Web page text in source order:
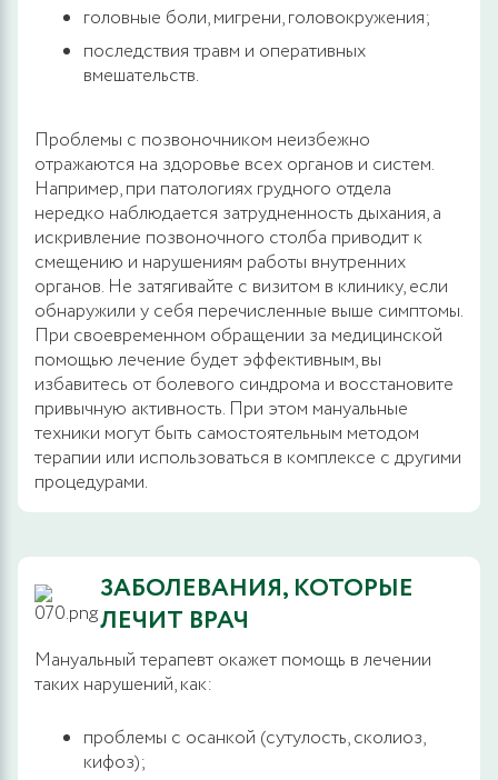
головные боли, мигрени, головокружения;
последствия травм и оперативных
вмешательств.
Проблемы с позвоночником неизбежно
отражаются на здоровье всех органов и систем.
Например, при патологиях грудного отдела
нередко наблюдается затрудненность дыхания, а
искривление позвоночного столба приводит к
смещению и нарушениям работы внутренних
органов. Не затягивайте с визитом в клинику, если
обнаружили у себя перечисленные выше симптомы.
При своевременном обращении за медицинской
помощью лечение будет эффективным, вы
избавитесь от болевого синдрома и восстановите
привычную активность. При этом мануальные
техники могут быть самостоятельным методом
терапии или использоваться в комплексе с другими
процедурами.
ЗАБОЛЕВАНИЯ, КОТОРЫЕ
ЛЕЧИТ ВРАЧ
Мануальный терапевт окажет помощь в лечении
таких нарушений, как:
проблемы с осанкой (сутулость, сколиоз,
кифоз);